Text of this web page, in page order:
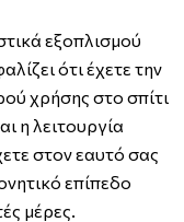
εξοπλισμού
ότι έχετε την
χρήσης στο σπίτι
η λειτουργία
στον εαυτό σας
επίπεδο
μέρες.